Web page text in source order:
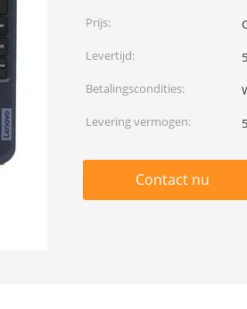
Prijs:
Levertijd:
Betalingscondities:
Levering vermogen:
Contact nu